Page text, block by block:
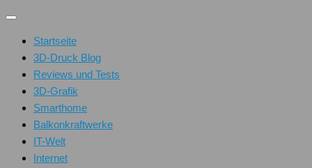
Unter
Inhalt
Startseite
3D-Druck Blog
Reviews und Tests
3D-Grafik
Smarthome
Balkonkraftwerke
IT-Welt
Internet